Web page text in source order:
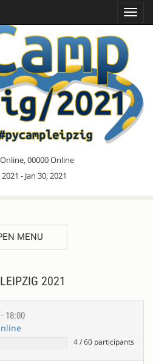
00000 Online
- Jan 30, 2021
MENU
2021
18:00
4/60 participants